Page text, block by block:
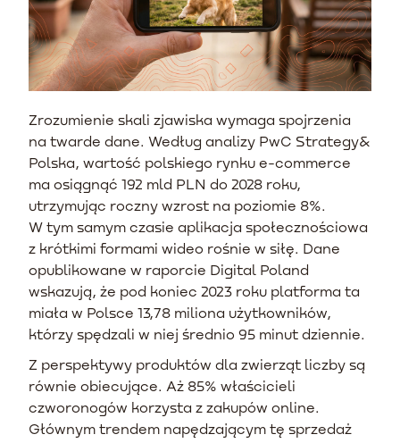
Zrozumienie skali zjawiska wymaga spojrzenia
na twarde dane. Według analizy PwC Strategy&
Polska, wartość polskiego rynku e-commerce
ma osiągnąć 192 mld PLN do 2028 roku,
utrzymując roczny wzrost na poziomie 8%.
W tym samym czasie aplikacja społecznościowa
z krótkimi formami wideo rośnie w siłę. Dane
opublikowane w raporcie Digital Poland
wskazują, że pod koniec 2023 roku platforma ta
miała w Polsce 13,78 miliona użytkowników,
którzy spędzali w niej średnio 95 minut dziennie.
Z perspektywy produktów dla zwierząt liczby są
równie obiecujące. Aż 85% właścicieli
czworonogów korzysta z zakupów online.
Głównym trendem napędzającym tę sprzedaż